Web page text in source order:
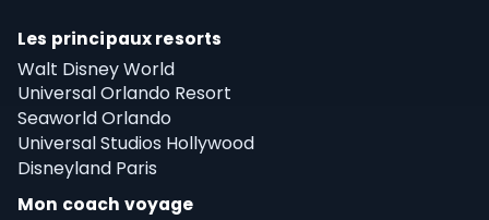
Les principaux resorts
Walt Disney World
Universal Orlando Resort
Seaworld Orlando
Universal Studios Hollywood
Disneyland Paris
Mon coach voyage